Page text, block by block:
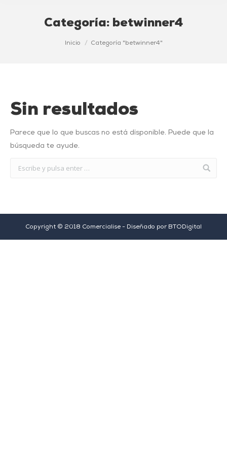
Categoría: betwinner4
Inicio Categoría "betwinner4"
Sin resultados
Parece que lo que buscas no está disponible. Puede que la
búsqueda te ayude.
Copyright © 2018 Comercialise - Diseñado por BTODigital